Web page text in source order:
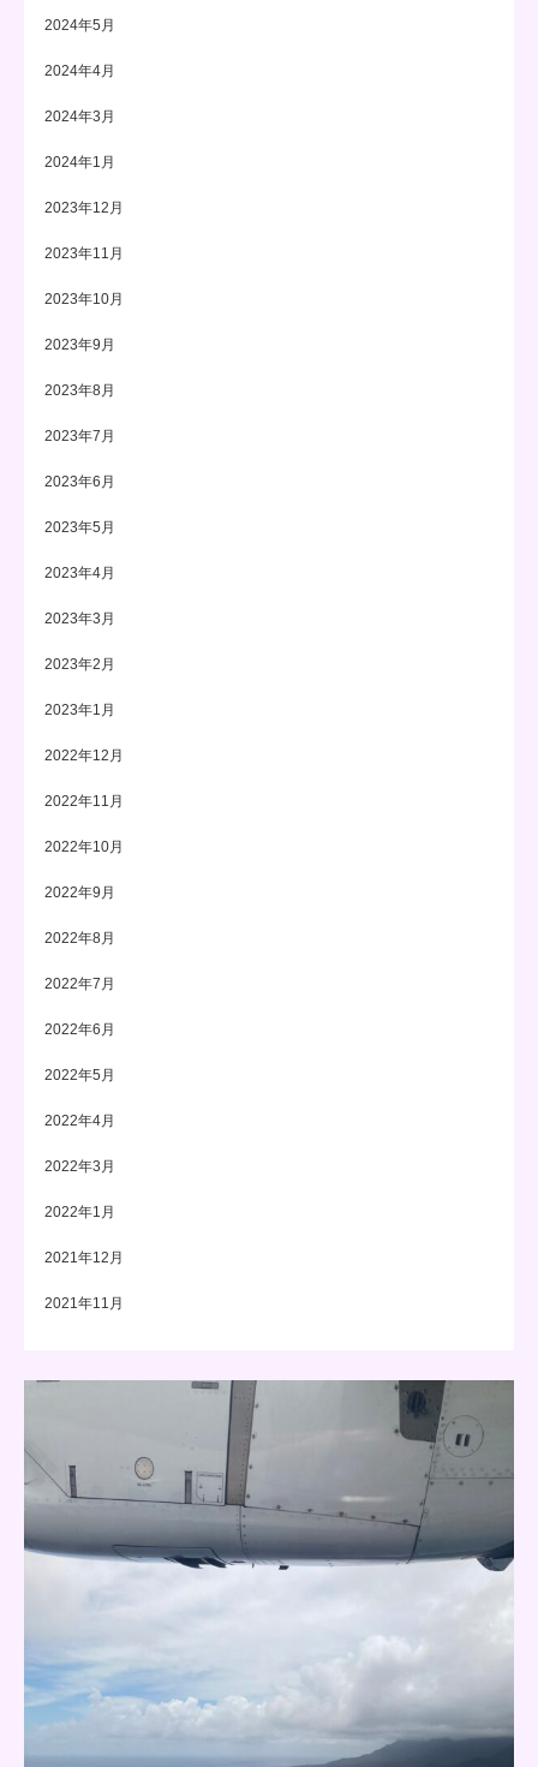
2024年5月
2024年4月
2024年3月
2024年1月
2023年12月
2023年11月
2023年10月
2023年9月
2023年8月
2023年7月
2023年6月
2023年5月
2023年4月
2023年3月
2023年2月
2023年1月
2022年12月
2022年11月
2022年10月
2022年9月
2022年8月
2022年7月
2022年6月
2022年5月
2022年4月
2022年3月
2022年1月
2021年12月
2021年11月